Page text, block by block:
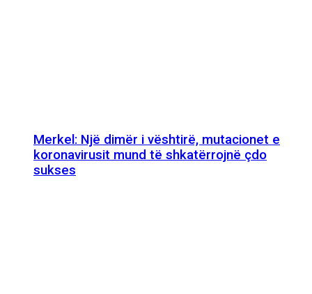
Merkel: Një dimër i vështirë, mutacionet e
koronavirusit mund të shkatërrojnë çdo
sukses